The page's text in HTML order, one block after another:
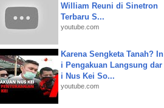
William Reuni di Sinetron
Terbaru S...
youtube.com
Karena Sengketa Tanah? In
i Pengakuan Langsung dar
i Nus Kei So...
youtube.com